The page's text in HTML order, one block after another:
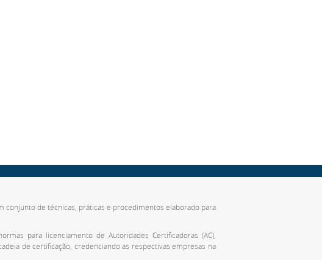
conjunto de técnicas, práticas e procedimentos elaborado para
para licenciamento de Autoridades Certificadoras (AC),
de certificação, credenciando as respectivas empresas na